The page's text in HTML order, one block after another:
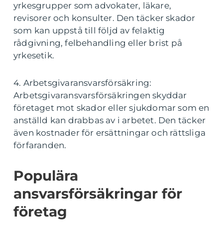
yrkesgrupper som advokater, läkare,
revisorer och konsulter. Den täcker skador
som kan uppstå till följd av felaktig
rådgivning, felbehandling eller brist på
yrkesetik.
4. Arbetsgivaransvarsförsäkring:
Arbetsgivaransvarsförsäkringen skyddar
företaget mot skador eller sjukdomar som en
anställd kan drabbas av i arbetet. Den täcker
även kostnader för ersättningar och rättsliga
förfaranden.
Populära
ansvarsförsäkringar för
företag